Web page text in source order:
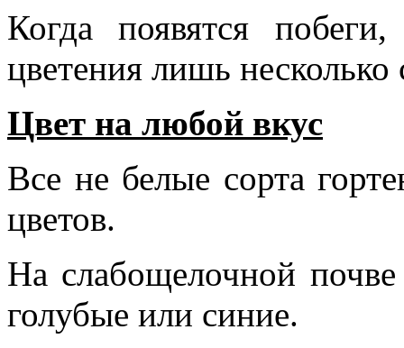
Когда появятся
цветения лишь
Цвет на любой вкус
Все не белые сорта
цветов.
На слабощелочной
голубые или синие.